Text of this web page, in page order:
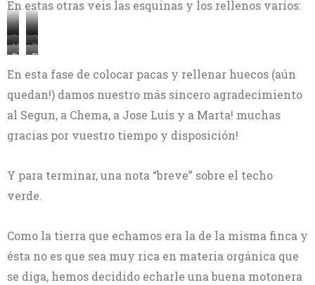
En estas otras veis las esquinas y los rellenos varios:
Rellenando
huecos
barro-
paja
Cosiendo
la
a
la
Malla
a
Esquina
puerta
con
malla
y
relleno
paja
Relleno
de
paja
y
seca
centro,
en
Esquina
octogono
malla
y
de
En esta fase de colocar pacas y rellenar huecos (aún
quedan!) damos nuestro más sincero agradecimiento
al Segun, a Chema, a Jose Luís y a Marta! muchas
gracias por vuestro tiempo y disposición!
Y para terminar, una nota “breve” sobre el techo
verde.
Como la tierra que echamos era la de la misma finca y
ésta no es que sea muy rica en materia orgánica que
se diga, hemos decidido echarle una buena motonera